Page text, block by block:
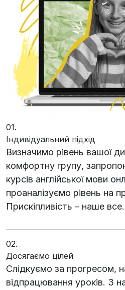
01.
Індивідуальний підхід
Визначимо рівень вашої
комфортну групу,
курсів англійської мови
проаналізуємо рівень на
Прискіпливість – наше все.
02.
Досягаємо цілей
Слідкуємо за прогресом,
відпрацювання уроків. З